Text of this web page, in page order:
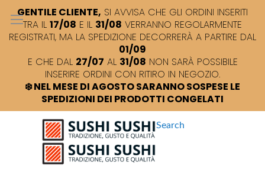
GENTILE CLIENTE, SI AVVISA CHE GLI ORDINI INSERITI
TRA IL 17/08 E IL 31/08 VERRANNO REGOLARMENTE
REGISTRATI, MA LA SPEDIZIONE DECORRERÀ A PARTIRE DAL
01/09
E CHE DAL 27/07 AL 31/08 NON SARÀ POSSIBILE
INSERIRE ORDINI CON RITIRO IN NEGOZIO.
❄️ NEL MESE DI AGOSTO SARANNO SOSPESE LE
SPEDIZIONI DEI PRODOTTI CONGELATI
Search